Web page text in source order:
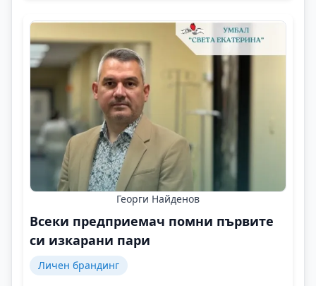
Георги Найденов
Всеки предприемач помни първите
си изкарани пари
Личен брандинг